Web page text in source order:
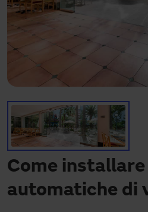
Chi siamo
IT
italia@manusa.com
Hai bisogno di assistenza?
Download
Contatto
La mia area
Come
automatiche di